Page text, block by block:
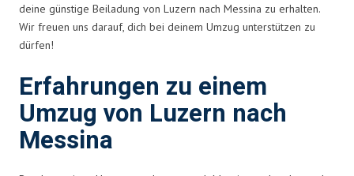
deine günstige Beiladung von Luzern nach Messina zu erhalten.
Wir freuen uns darauf, dich bei deinem Umzug unterstützen zu
dürfen!
Erfahrungen zu einem
Umzug von Luzern nach
Messina